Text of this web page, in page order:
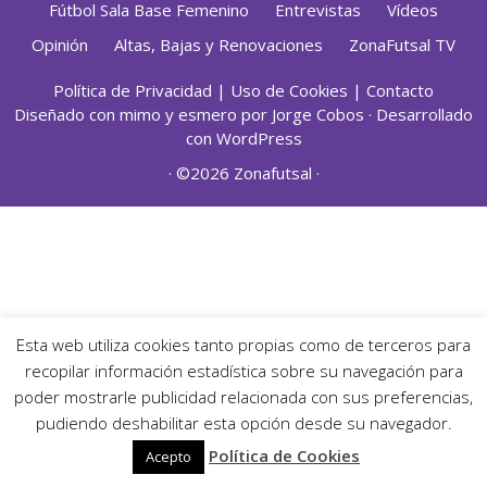
Fútbol Sala Base Femenino Entrevistas
Vídeos
Opinión
Altas, Bajas y Renovaciones ZonaFutsal TV
Política de Privacidad | Uso de Cookies | Contacto
Diseñado con mimo y esmero por Jorge Cobos · Desarrollado
con WordPress
· ©2026 Zonafutsal ·
Esta web utiliza cookies tanto propias como de terceros para
recopilar información estadística sobre su navegación para
poder mostrarle publicidad relacionada con sus preferencias,
pudiendo deshabilitar esta opción desde su navegador.
Acepto Política de Cookies